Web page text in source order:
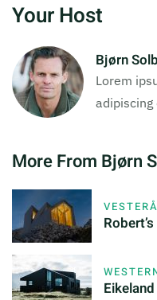
Your Host
Bjørn
Lorem
adipiscing
More From Bjørn